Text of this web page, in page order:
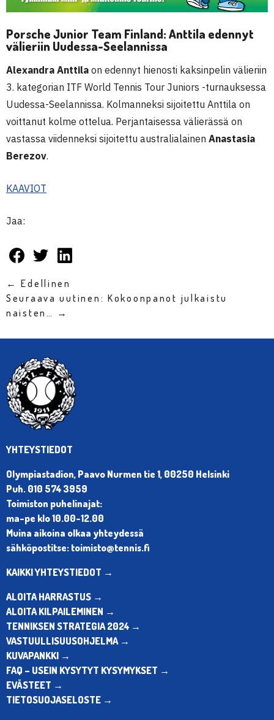
Porsche Junior Team Finland: Anttila edennyt
välieriin Uudessa-Seelannissa
Alexandra Anttila on edennyt hienosti kaksinpelin välieriin
3. kategorian ITF World Tennis Tour Juniors -turnauksessa
Uudessa-Seelannissa. Kolmanneksi sijoitettu Anttila on
voittanut kolme ottelua. Perjantaisessa välierässä on
vastassa viidenneksi sijoitettu australialainen Anastasia
Berezov.
KAAVIOT
Jaa:
← Edellinen
Seuraava uutinen: Kokoonpanot julkaistu
naisten… →
YHTEYSTIEDOT
Olympiastadion, Paavo Nurmen tie 1, 00250 Helsinki
Puh. 010 574 3959
Toimiston puhelinajat:
ma-pe klo 10.00-12.00
Muina aikoina olkaa yhteydessä
sähköpostitse: toimisto@tennis.fi
KAIKKI YHTEYSTIEDOT →
ALOITA HARRASTUS →
ALOITA KILPAILEMINEN →
TENNIKSEN STRATEGIA 2024 →
VASTUULLISUUSOHJELMA →
KUVAPANKKI →
FAQ – USEIN KYSYTYT KYSYMYKSET →
EVÄSTEET →
TIETOSUOJASELOSTE →